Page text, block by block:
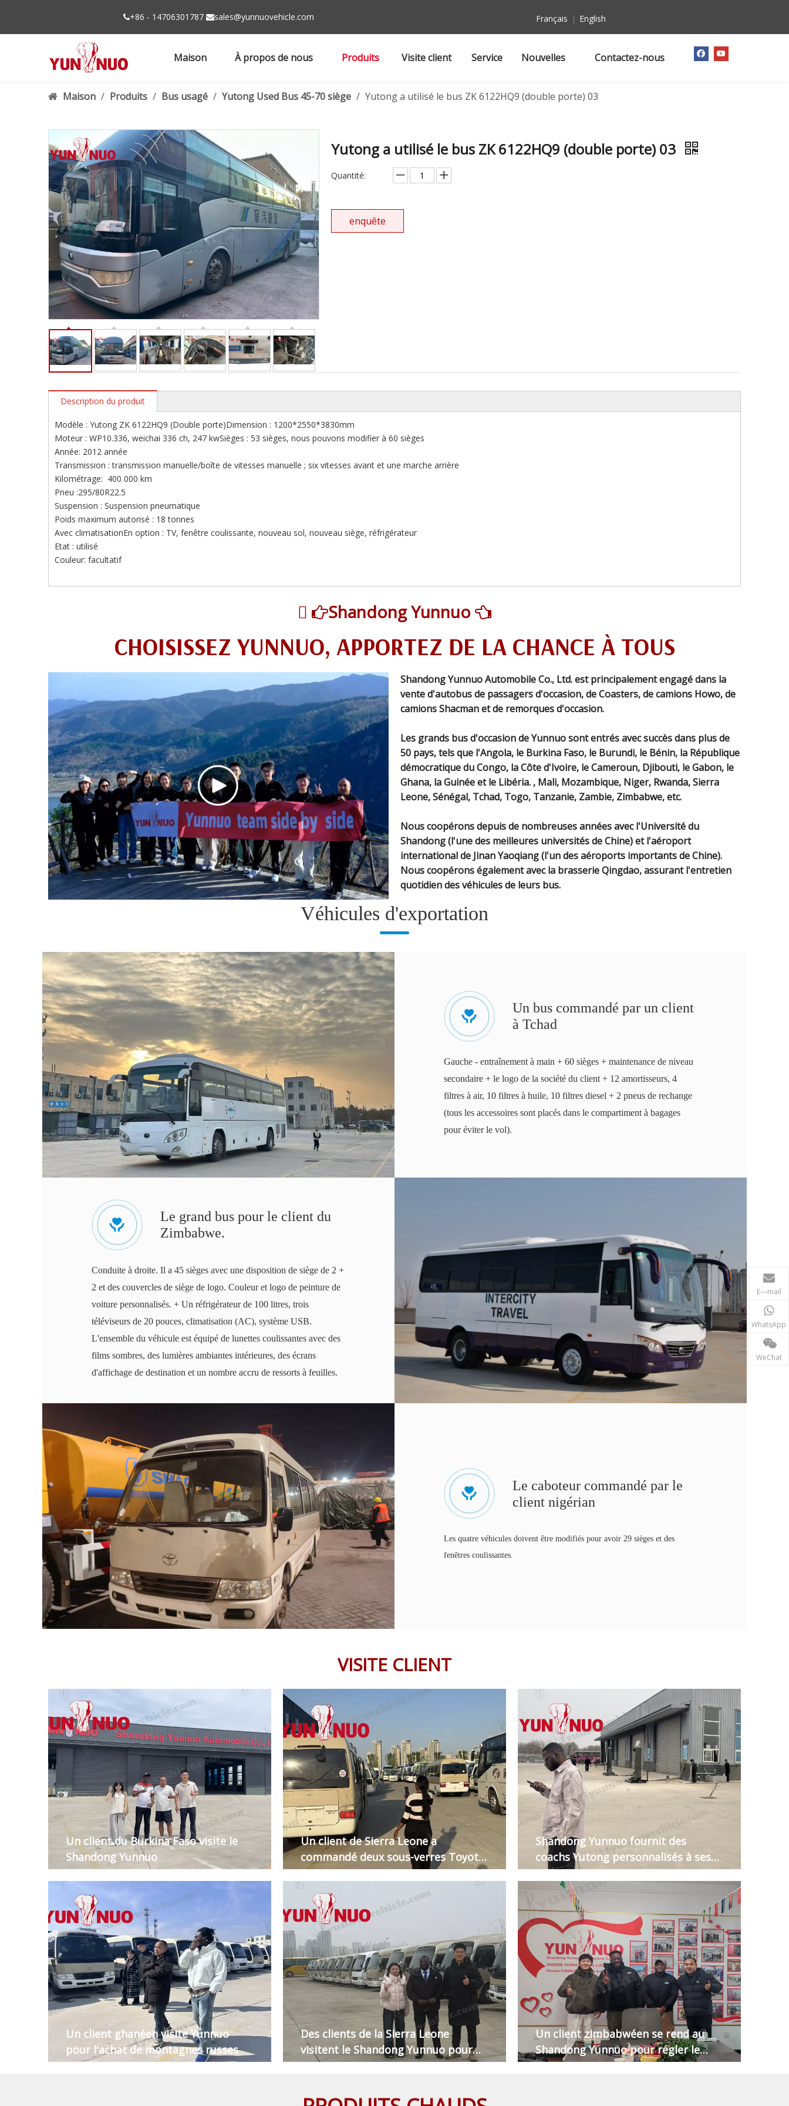
+86 - 14706301787 sales@yunnuovehicle.com Français | English
Maison À propos de nous Produits Visite client Service Nouvelles Contactez-nous
Maison / Produits / Bus usagé / Yutong Used Bus 45-70 siège / Yutong a utilisé le bus ZK 6122HQ9 (double porte) 03
Yutong a utilisé le bus ZK 6122HQ9 (double porte) 03
Quantité:
enquête
Description du produit
Modèle : Yutong ZK 6122HQ9 (Double porte)Dimension : 1200*2550*3830mm
Moteur : WP10.336, weichai 336 ch, 247 kwSièges : 53 sièges, nous pouvons modifier à 60 sièges
Année: 2012 année
Transmission : transmission manuelle/boîte de vitesses manuelle ; six vitesses avant et une marche arrière
Kilométrage: 400 000 km
Pneu :295/80R22.5
Suspension : Suspension pneumatique
Poids maximum autorisé : 18 tonnes
Avec climatisationEn option : TV, fenêtre coulissante, nouveau sol, nouveau siège, réfrigérateur
Etat : utilisé
Couleur: facultatif
 Shandong Yunnuo 
CHOISISSEZ YUNNUO, APPORTEZ DE LA CHANCE À TOUS
Shandong Yunnuo Automobile Co., Ltd. est principalement engagé dans la
vente d'autobus de passagers d'occasion, de Coasters, de camions Howo, de
camions Shacman et de remorques d'occasion.
Les grands bus d'occasion de Yunnuo sont entrés avec succès dans plus de
50 pays, tels que l'Angola, le Burkina Faso, le Burundi, le Bénin, la République
démocratique du Congo, la Côte d'Ivoire, le Cameroun, Djibouti, le Gabon, le
Ghana, la Guinée et le Libéria. , Mali, Mozambique, Niger, Rwanda, Sierra
Leone, Sénégal, Tchad, Togo, Tanzanie, Zambie, Zimbabwe, etc.
Nous coopérons depuis de nombreuses années avec l'Université du
Shandong (l'une des meilleures universités de Chine) et l'aéroport
international de Jinan Yaoqiang (l'un des aéroports importants de Chine).
Nous coopérons également avec la brasserie Qingdao, assurant l'entretien
quotidien des véhicules de leurs bus.
Véhicules d'exportation
Un bus commandé par un client
à Tchad
Gauche - entraînement à main + 60 sièges + maintenance de niveau
secondaire + le logo de la société du client + 12 amortisseurs, 4
filtres à air, 10 filtres à huile, 10 filtres diesel + 2 pneus de rechange
(tous les accessoires sont placés dans le compartiment à bagages
pour éviter le vol).
Le grand bus pour le client du
Zimbabwe.
Conduite à droite. Il a 45 sièges avec une disposition de siège de 2 +
2 et des couvercles de siège de logo. Couleur et logo de peinture de
voiture personnalisés. + Un réfrigérateur de 100 litres, trois
téléviseurs de 20 pouces, climatisation (AC), système USB.
L'ensemble du véhicule est équipé de lunettes coulissantes avec des
films sombres, des lumières ambiantes intérieures, des écrans
d'affichage de destination et un nombre accru de ressorts à feuilles.
Le caboteur commandé par le
client nigérian
Les quatre véhicules doivent être modifiés pour avoir 29 sièges et des
fenêtres coulissantes.
VISITE CLIENT
Un client du Burkina Faso visite le
Shandong Yunnuo
Un client de Sierra Leone a
commandé deux sous-verres Toyota
3RZ d'occasion
Shandong Yunnuo fournit des
coachs Yutong personnalisés à ses
clients guinéens
Un client ghanéen visite Yunnuo
pour l'achat de montagnes russes
Des clients de la Sierra Leone
visitent le Shandong Yunnuo pour
acheter des autocars Yutong
Un client zimbabwéen se rend au
Shandong Yunnuo pour régler le
paiement final
E—mail
WhatsApp
WeChat